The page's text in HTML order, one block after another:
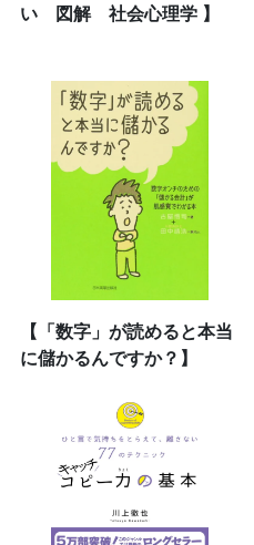
い 図解 社会心理学 】
【「数字」が読めると本当
に儲かるんですか？】